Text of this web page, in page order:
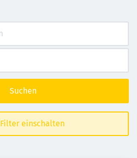
Suchen
Filter einschalten